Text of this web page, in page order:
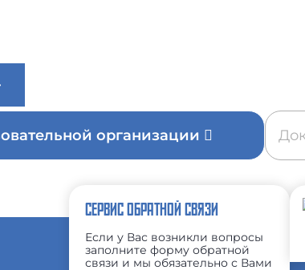
организации
СЕРВИС ОБРАТНОЙ СВЯЗИ
Если у Вас возникли вопросы
заполните форму обратной
связи и мы обязательно с Вами